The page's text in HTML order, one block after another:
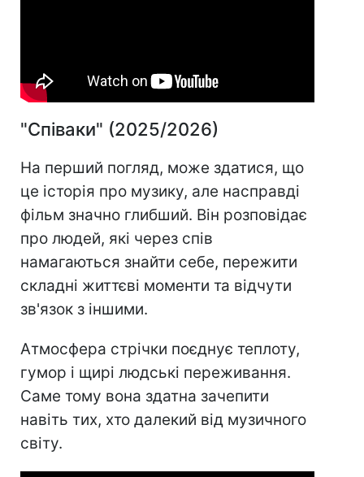
"Співаки" (2025/2026)
На перший погляд, може здатися, що
це історія про музику, але насправді
фільм значно глибший. Він розповідає
про людей, які через спів
намагаються знайти себе, пережити
складні життєві моменти та відчути
зв'язок з іншими.
Атмосфера стрічки поєднує теплоту,
гумор і щирі людські переживання.
Саме тому вона здатна зачепити
навіть тих, хто далекий від музичного
світу.